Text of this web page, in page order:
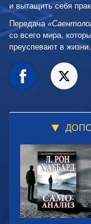
и вытащить себя
Передача
со всего мира,
преуспевают в жизни.